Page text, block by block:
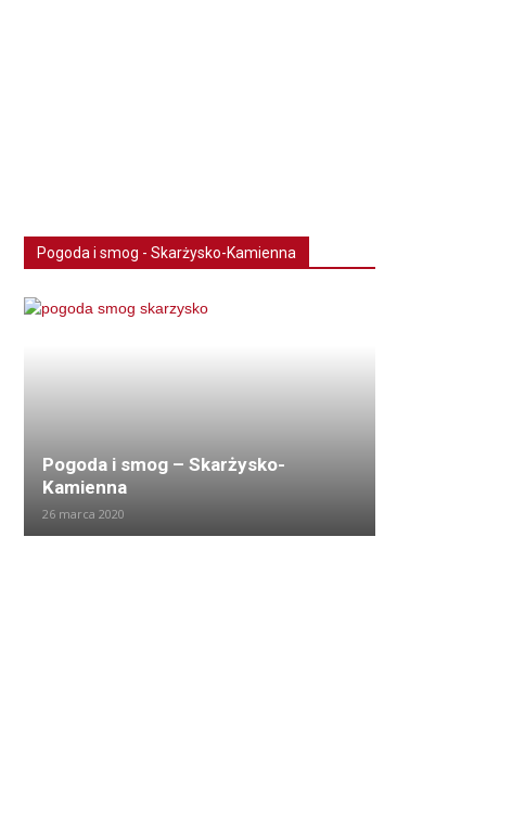
Pogoda i smog - Skarżysko-Kamienna
Pogoda i smog – Skarżysko-
Kamienna
26 marca 2020